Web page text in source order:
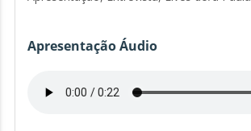
Apresentação Áudio